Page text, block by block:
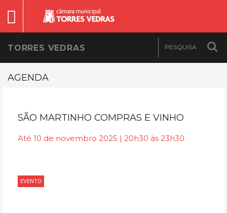
TORRES VEDRAS
AGENDA
SÃO MARTINHO COMPRAS E VINHO
Até 10 de novembro 2025 | 20h30 às 23h30
EVENTO